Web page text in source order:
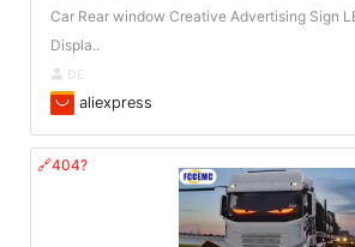
Car Rear window Creative Advertising Sign
Displa..
DE
aliexpress
🔗404?